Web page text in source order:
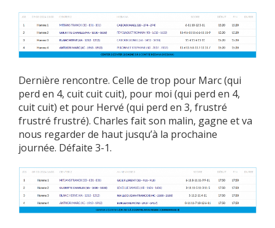
Dernière rencontre. Celle de trop pour Marc (qui
perd en 4, cuit cuit cuit), pour moi (qui perd en 4,
cuit cuit) et pour Hervé (qui perd en 3, frustré
frustré frustré). Charles fait son malin, gagne et va
nous regarder de haut jusqu’à la prochaine
journée. Défaite 3-1.